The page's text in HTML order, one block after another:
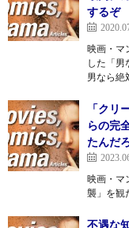
するぞ
映画・マ
した「男
男なら絶
「クリ
らの完
たんだ
映画・マ
襲」を観
不遇な